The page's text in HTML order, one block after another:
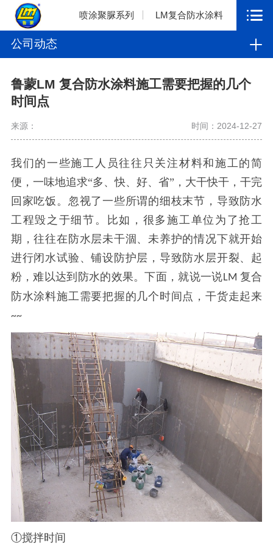
喷涂聚脲系列 LM复合防水涂料
公司动态
鲁蒙LM 复合防水涂料施工需要把握的几个
时间点
来源： 时间：2024-12-27
我们的一些施工人员往往只关注材料和施工的简
便，一味地追求“多、快、好、省”，大干快干，干完
回家吃饭。忽视了一些所谓的细枝末节，导致防水
工程毁之于细节。比如，很多施工单位为了抢工
期，往往在防水层未干涸、未养护的情况下就开始
进行闭水试验、铺设防护层，导致防水层开裂、起
粉，难以达到防水的效果。下面，就说一说LM 复合
防水涂料施工需要把握的几个时间点，干货走起来
~~
①搅拌时间